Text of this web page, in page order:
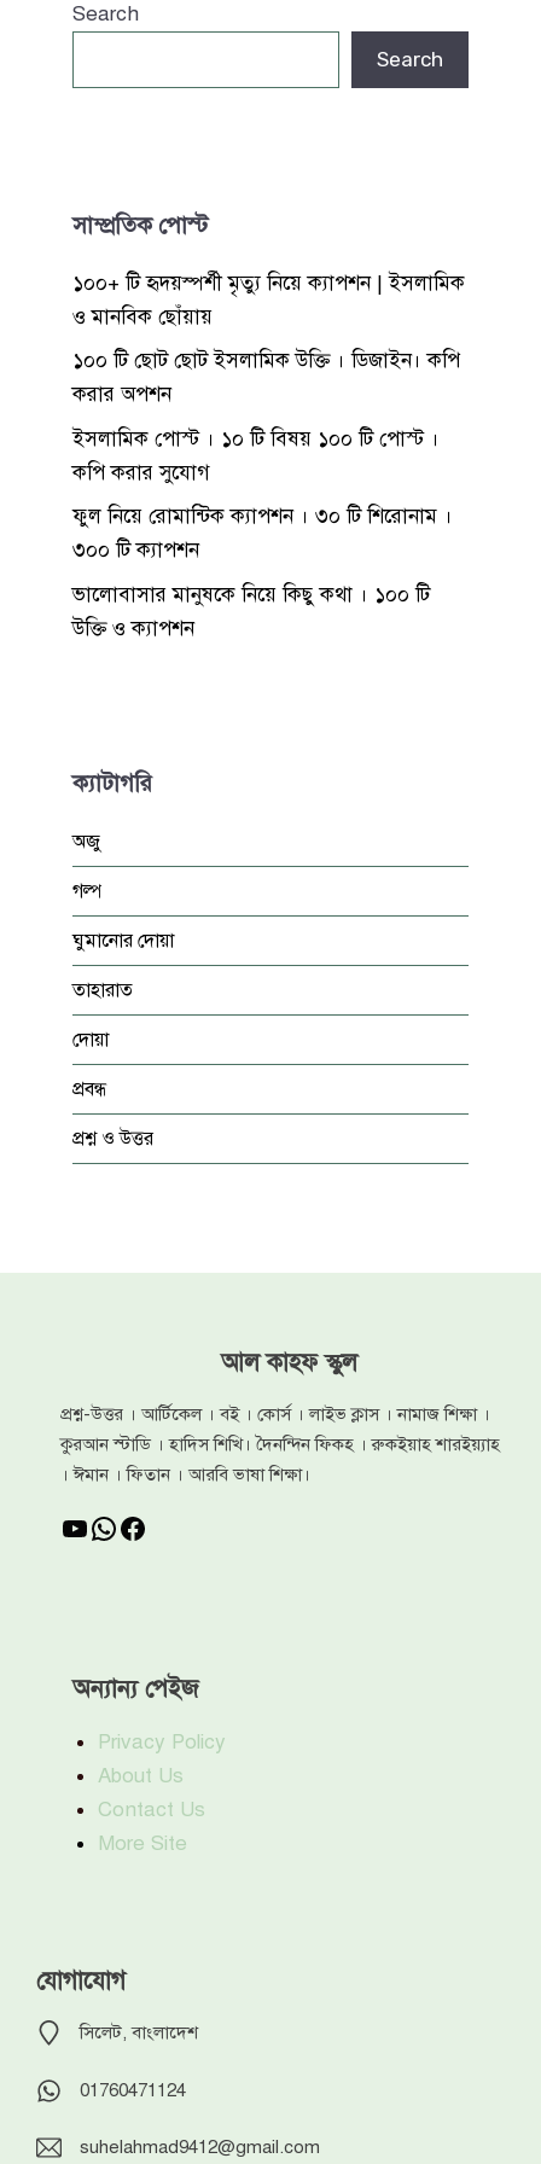
Search
Search
সাম্প্রতিক পোস্ট
১০০+ টি হৃদয়স্পর্শী মৃত্যু নিয়ে ক্যাপশন | ইসলামিক
ও মানবিক ছোঁয়ায়
১০০ টি ছোট ছোট ইসলামিক উক্তি । ডিজাইন। কপি
করার অপশন
ইসলামিক পোস্ট । ১০ টি বিষয় ১০০ টি পোস্ট ।
কপি করার সুযোগ
ফুল নিয়ে রোমান্টিক ক্যাপশন । ৩০ টি শিরোনাম ।
৩০০ টি ক্যাপশন
ভালোবাসার মানুষকে নিয়ে কিছু কথা । ১০০ টি
উক্তি ও ক্যাপশন
ক্যাটাগরি
অজু
গল্প
ঘুমানোর দোয়া
তাহারাত
দোয়া
প্রবন্ধ
প্রশ্ন ও উত্তর
আল কাহফ স্কুল
প্রশ্ন-উত্তর । আর্টিকেল । বই । কোর্স । লাইভ ক্লাস । নামাজ শিক্ষা ।
কুরআন স্টাডি । হাদিস শিখি। দৈনন্দিন ফিকহ । রুকইয়াহ শারইয়্যাহ
। ঈমান । ফিতান । আরবি ভাষা শিক্ষা।
YouTube
WhatsApp
Facebook
অন্যান্য পেইজ
Privacy Policy
About Us
Contact Us
More Site
যোগাযোগ
সিলেট, বাংলাদেশ
01760471124
suhelahmad9412@gmail.com